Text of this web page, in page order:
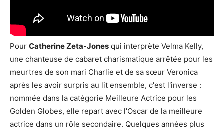
Pour Catherine Zeta-Jones qui interprète Velma Kelly,
une chanteuse de cabaret charismatique arrêtée pour les
meurtres de son mari Charlie et de sa sœur Veronica
après les avoir surpris au lit ensemble, c'est l'inverse :
nommée dans la catégorie Meilleure Actrice pour les
Golden Globes, elle repart avec l'Oscar de la meilleure
actrice dans un rôle secondaire. Quelques années plus